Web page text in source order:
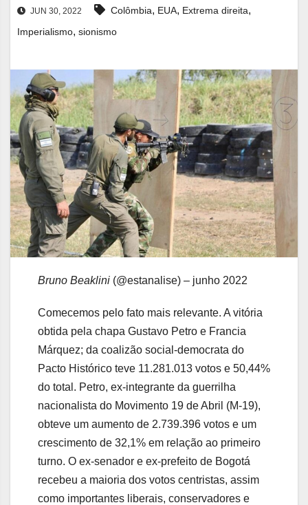
JUN 30, 2022 Colômbia, EUA, Extrema direita,
Imperialismo, sionismo
Bruno Beaklini (@estanalise) – junho 2022
Comecemos pelo fato mais relevante. A vitória
obtida pela chapa Gustavo Petro e Francia
Márquez; da coalizão social-democrata do
Pacto Histórico teve 11.281.013 votos e 50,44%
do total. Petro, ex-integrante da guerrilha
nacionalista do Movimento 19 de Abril (M-19),
obteve um aumento de 2.739.396 votos e um
crescimento de 32,1% em relação ao primeiro
turno. O ex-senador e ex-prefeito de Bogotá
recebeu a maioria dos votos centristas, assim
como importantes liberais, conservadores e